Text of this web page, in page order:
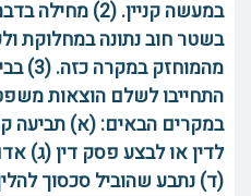
במעשה קניין.
בשטר חוב נתונה במחלוקת
התחייבו לשלם הוצאות
במקרים הבאים: (א) תביעה
לדין או לבצע פסק דין (ג)
(ד) נתבע שהוביל סכסוך